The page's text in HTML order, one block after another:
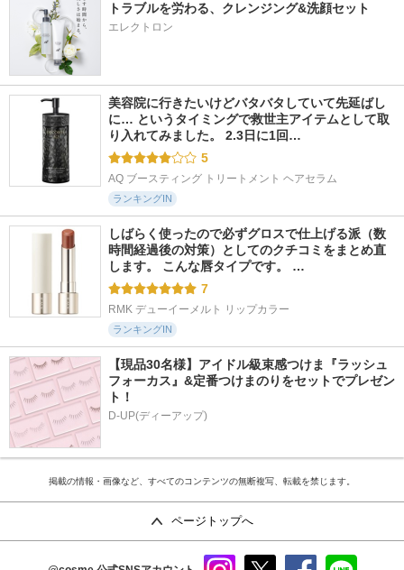
トラブルを労わる、クレンジング&洗顔セット
エレクトロン
美容院に行きたいけどバタバタしていて先延ばし
に… というタイミングで救世主アイテムとして取
り入れてみました。 2.3日に1回…
5
AQ ブースティング トリートメント ヘアセラム
ランキングIN
しばらく使ったので必ずグロスで仕上げる派（数
時間経過後の対策）としてのクチコミをまとめ直
します。 こんな唇タイプです。 …
7
RMK デューイーメルト リップカラー
ランキングIN
【現品30名様】アイドル級束感つけま『ラッシュ
フォーカス』&定番つけまのりをセットでプレゼン
ト！
D-UP(ディーアップ)
掲載の情報・画像など、すべてのコンテンツの無断複写、転載を禁じます。
ページトップへ